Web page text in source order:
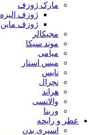
مارک ژوزف
ژوزف الیزه
ژوزف ماین
مجیکالر
موند سیکا
میامی
میس استار
نایس
نچرال
هراند
والانسی
وربنا
عطر و رایحه
اسپری بدن